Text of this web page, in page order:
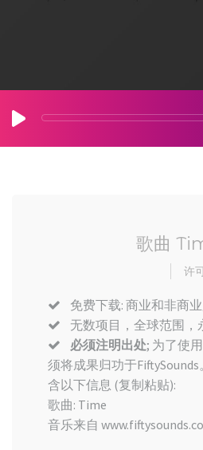
歌曲
许
免费下载: 商业和非商业
无数项目，全球范围，
必须注明出处; 为了使
须将成果归功于
含以下信息 (复制粘贴):
歌曲: Time
音乐来自